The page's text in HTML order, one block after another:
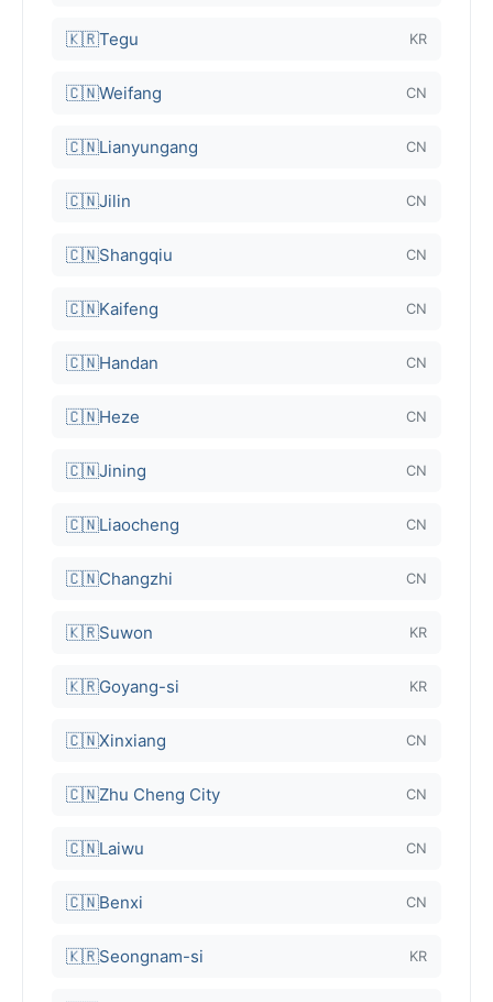
🇰🇷Tegu KR
🇨🇳Weifang CN
🇨🇳Lianyungang CN
🇨🇳Jilin CN
🇨🇳Shangqiu CN
🇨🇳Kaifeng CN
🇨🇳Handan CN
🇨🇳Heze CN
🇨🇳Jining CN
🇨🇳Liaocheng CN
🇨🇳Changzhi CN
🇰🇷Suwon KR
🇰🇷Goyang-si KR
🇨🇳Xinxiang CN
🇨🇳Zhu Cheng City CN
🇨🇳Laiwu CN
🇨🇳Benxi CN
🇰🇷Seongnam-si KR